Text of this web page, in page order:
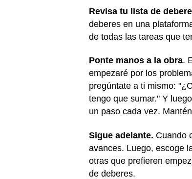
Revisa tu lista de
deberes en una
de todas las tareas que
Ponte manos a la obra.
empezaré por los
pregúntate a ti mismo:
tengo que sumar." Y
un paso cada vez.
Sigue adelante. Cuando
avances. Luego, escoge
otras que prefieren
de deberes.